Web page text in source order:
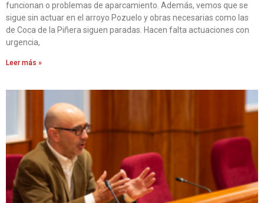
funcionan o problemas de aparcamiento. Además, vemos que se
sigue sin actuar en el arroyo Pozuelo y obras necesarias como las
de Coca de la Piñera siguen paradas. Hacen falta actuaciones con
urgencia,
Leer más »